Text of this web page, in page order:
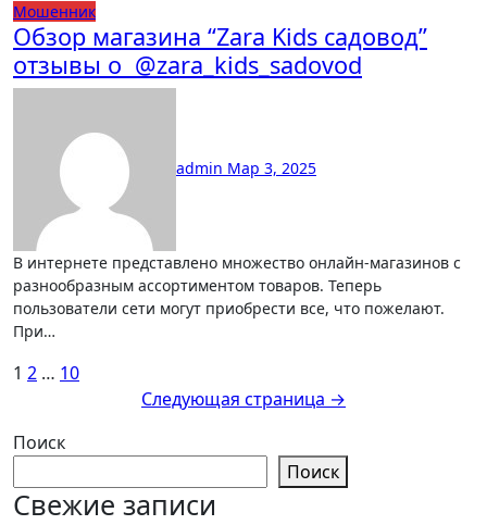
Мошенник
Обзор магазина “Zara Kids садовод”
отзывы о @zara_kids_sadovod
admin Мар 3, 2025
В интернете представлено множество онлайн-магазинов с
разнообразным ассортиментом товаров. Теперь
пользователи сети могут приобрести все, что пожелают.
При…
Пагинация
1 2 … 10
Следующая страница →
Поиск
Поиск
Свежие записи